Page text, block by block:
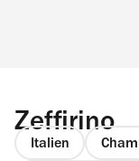
Zeffirino
Italien